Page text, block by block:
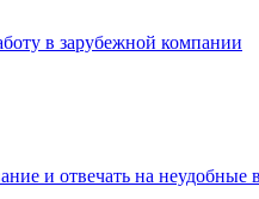
в зарубежной компании
и отвечать на неудобные